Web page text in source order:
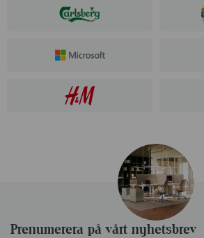
Prenumerera på vårt nyhetsbrev